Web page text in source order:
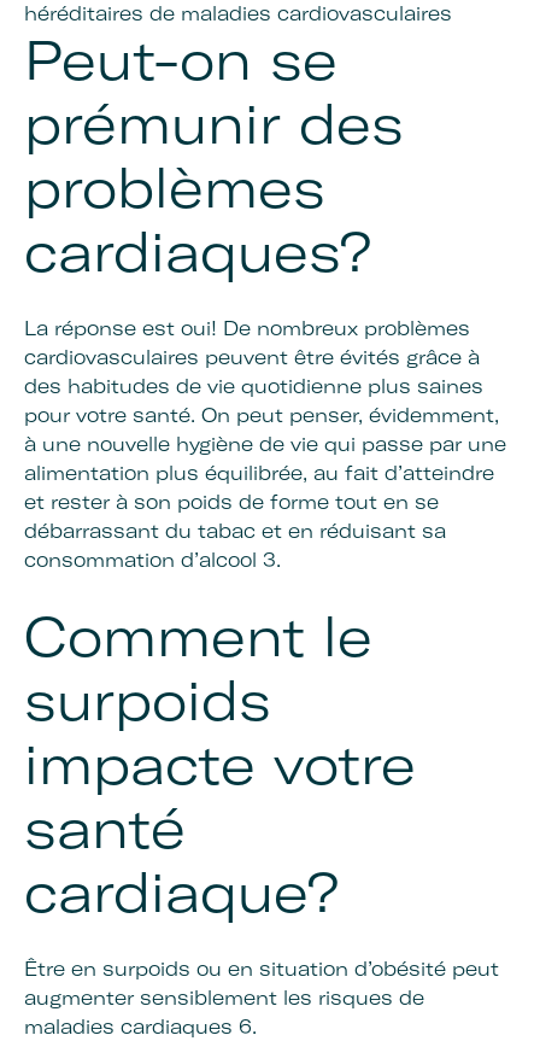
héréditaires de maladies cardiovasculaires
Peut-on se
prémunir des
problèmes
cardiaques?
La réponse est oui! De nombreux problèmes
cardiovasculaires peuvent être évités grâce à
des habitudes de vie quotidienne plus saines
pour votre santé. On peut penser, évidemment,
à une nouvelle hygiène de vie qui passe par une
alimentation plus équilibrée, au fait d’atteindre
et rester à son poids de forme tout en se
débarrassant du tabac et en réduisant sa
consommation d’alcool 3.
Comment le
surpoids
impacte votre
santé
cardiaque?
Être en surpoids ou en situation d’obésité peut
augmenter sensiblement les risques de
maladies cardiaques 6.